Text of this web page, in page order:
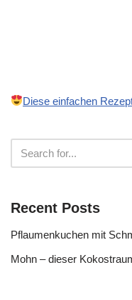
Diese einfachen
Recent Posts
Pflaumenkuchen mit
Mohn – dieser